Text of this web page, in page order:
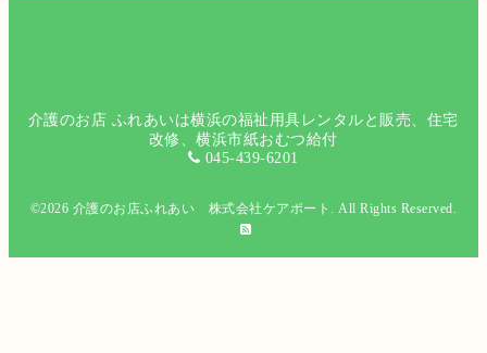
介護のお店 ふれあいは横浜の福祉用具レンタルと販売、住宅
改修、横浜市紙おむつ給付
045-439-6201
©2026 介護のお店ふれあい 株式会社ケアポート . All Rights Reserved.